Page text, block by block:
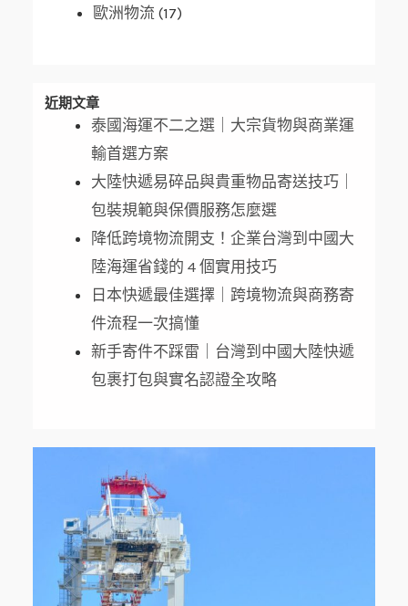
歐洲物流 (17)
近期文章
泰國海運不二之選｜大宗貨物與商業運
輸首選方案
大陸快遞易碎品與貴重物品寄送技巧｜
包裝規範與保價服務怎麼選
降低跨境物流開支！企業台灣到中國大
陸海運省錢的 4 個實用技巧
日本快遞最佳選擇｜跨境物流與商務寄
件流程一次搞懂
新手寄件不踩雷｜台灣到中國大陸快遞
包裹打包與實名認證全攻略